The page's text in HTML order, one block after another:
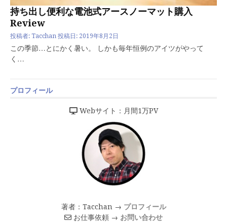
持ち出し便利な電池式アースノーマット購入
Review
投稿者: Tacchan 投稿日: 2019年8月2日
この季節…とにかく暑い。 しかも毎年恒例のアイツがやって
く…
プロフィール
Webサイト：月間1万PV
著者：Tacchan → プロフィール
お仕事依頼 → お問い合わせ